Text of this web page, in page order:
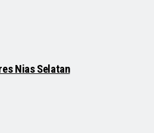
Nias Selatan